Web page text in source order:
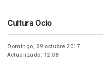
Cultura Ocio
Domingo, 29 octubre 2017
Actualizado: 12:08